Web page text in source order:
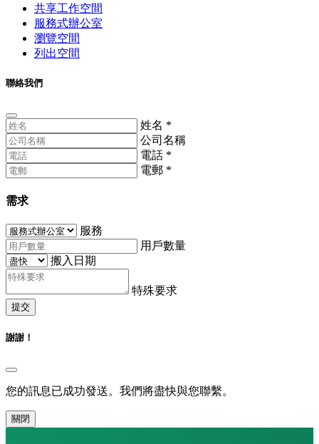
共享工作空間
服務式辦公室
瀏覽空間
列出空間
聯絡我們
姓名 *
公司名稱
電話 *
電郵 *
需求
服務
用戶數量
搬入日期
特殊要求
提交
謝謝！
您的訊息已成功發送。我們將盡快與您聯繫。
關閉